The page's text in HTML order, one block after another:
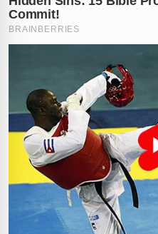
autoridades tentam
contaminado chegou a ser
desavisado.
Até o momento, a
divulgou detalhes sobre
administrativas, mas o
O clima é de indignação
que frequentava o
O que você acha dessa
pra gente nos comentários!